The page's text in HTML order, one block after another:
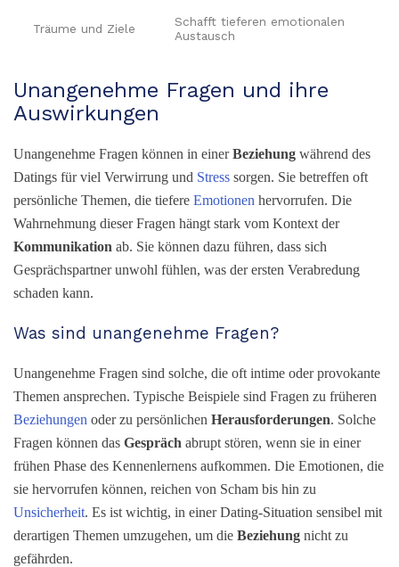
Träume und Ziele
Schafft tieferen emotionalen
Austausch
Unangenehme Fragen und ihre
Auswirkungen
Unangenehme Fragen können in einerBeziehung während des
Datings für viel Verwirrung und Stress sorgen. Sie betreffen oft
persönliche Themen, die tiefere Emotionen hervorrufen. Die
Wahrnehmung dieser Fragen hängt stark vom Kontext der
Kommunikation ab. Sie können dazu führen, dass sich
Gesprächspartner unwohl fühlen, was der ersten Verabredung
schaden kann.
Was sind unangenehme Fragen?
Unangenehme Fragen sind solche, die oft intime oder provokante
Themen ansprechen. Typische Beispiele sind Fragen zu früheren
Beziehungen oder zu persönlichen Herausforderungen. Solche
Fragen können das Gespräch abrupt stören, wenn sie in einer
frühen Phase des Kennenlernens aufkommen. Die Emotionen, die
sie hervorrufen können, reichen von Scham bis hin zu
Unsicherheit. Es ist wichtig, in einer Dating-Situation sensibel mit
derartigen Themen umzugehen, um die Beziehung nicht zu
gefährden.